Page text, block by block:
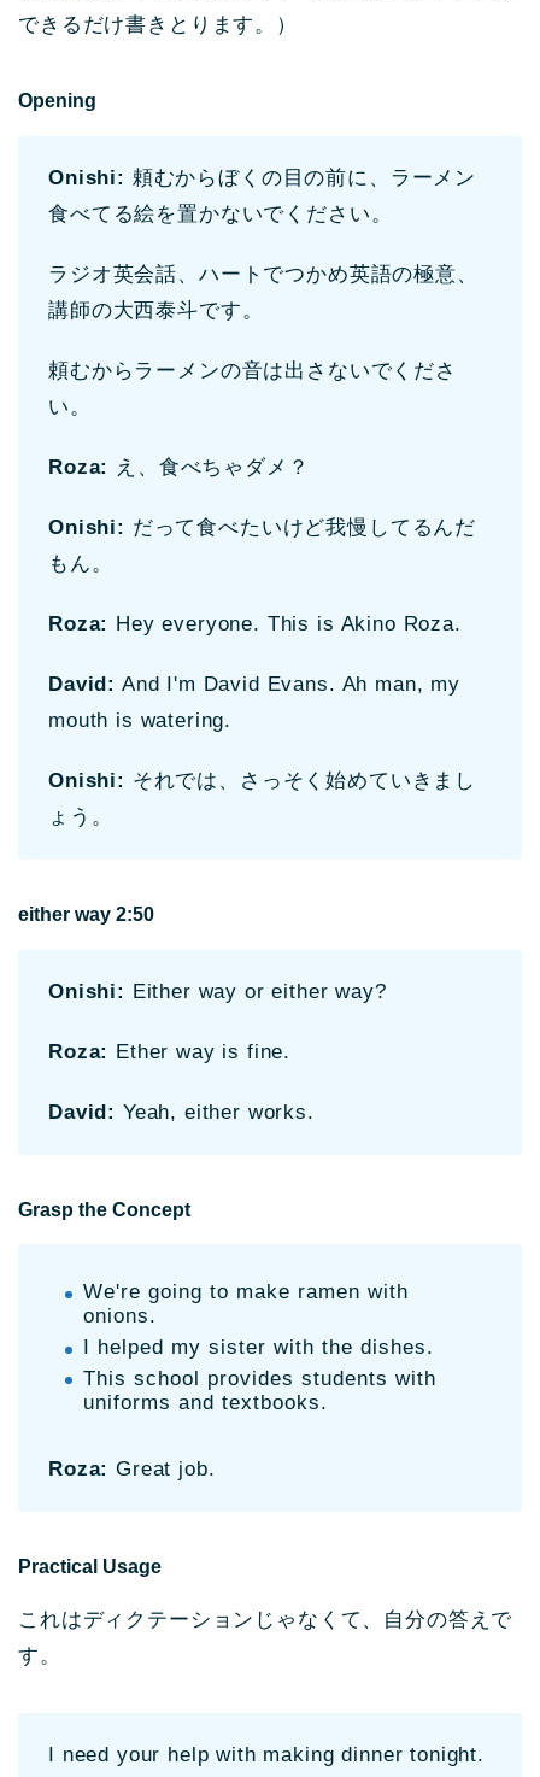
できるだけ書きとります。）
Opening
Onishi: 頼むからぼくの目の前に、ラーメン
食べてる絵を置かないでください。
ラジオ英会話、 ハートでつかめ英語の極意、
講師の大西泰斗です。
頼むからラーメンの音は出さないでくださ
い。
Roza: え、食べちゃダメ？
Onishi: だって食べたいけど我慢してるんだ
もん。
Roza: Hey everyone. This is Akino Roza.
David: And I'm David Evans. Ah man, my
mouth is watering.
Onishi: それでは、さっそく始めていきまし
ょう。
either way 2:50
Onishi: Either way or either way?
Roza: Ether way is fine.
David: Yeah, either works.
Grasp the Concept
We're going to make ramen with
onions.
I helped my sister with the dishes.
This school provides students with
uniforms and textbooks.
Roza: Great job.
Practical Usage
これはディクテーションじゃなくて、自分の答えで
す。
I need your help with making dinner tonight.